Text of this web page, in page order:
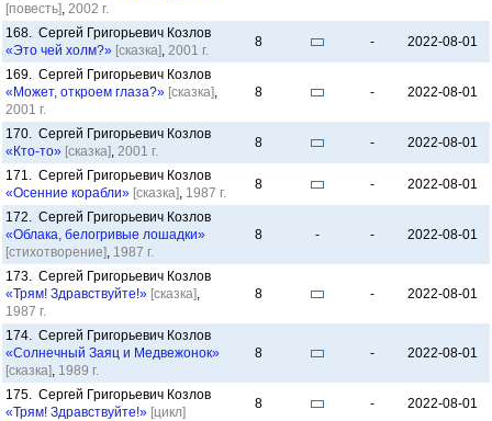
[повесть], 2002 г.
168. Сергей Григорьевич Козлов
«Это чей холм?» [сказка], 2001 г.
8 - 2022-08-01
169. Сергей Григорьевич Козлов
«Может, откроем глаза?» [сказка],
2001 г.
8 - 2022-08-01
170. Сергей Григорьевич Козлов
«Кто-то» [сказка], 2001 г.
8 - 2022-08-01
171. Сергей Григорьевич Козлов
«Осенние корабли» [сказка], 1987 г.
8 - 2022-08-01
172. Сергей Григорьевич Козлов
«Облака, белогривые лошадки»
[стихотворение], 1987 г.
8 - - 2022-08-01
173. Сергей Григорьевич Козлов
«Трям! Здравствуйте!» [сказка],
1987 г.
8 - 2022-08-01
174. Сергей Григорьевич Козлов
«Солнечный Заяц и Медвежонок»
[сказка], 1989 г.
8 - 2022-08-01
175. Сергей Григорьевич Козлов
«Трям! Здравствуйте!» [цикл]
8 - 2022-08-01